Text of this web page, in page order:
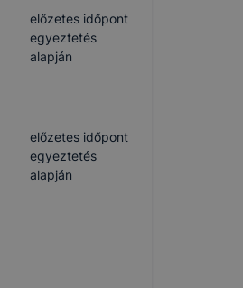
előzetes időpont
egyeztetés
alapján
előzetes időpont
egyeztetés
alapján